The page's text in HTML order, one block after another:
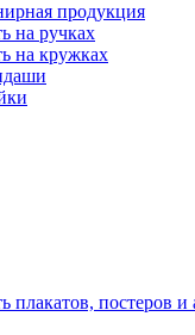
продукция
на ручках
на кружках
плакатов, постеров